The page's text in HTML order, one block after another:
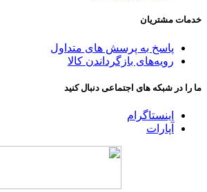
خدمات مشتریان
پاسخ به پرسش های متداول
رویه‌های بازگرداندن کالا
ما را در شبکه های اجتماعی دنبال کنید
اینستاگرام
آپارات